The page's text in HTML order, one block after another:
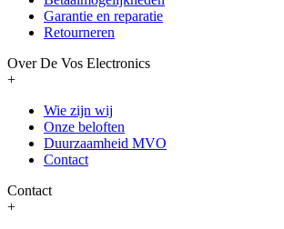
Garantie en reparatie
Retourneren
Over De Vos Electronics
+
Wie zijn wij
Onze beloften
Duurzaamheid MVO
Contact
Contact
+